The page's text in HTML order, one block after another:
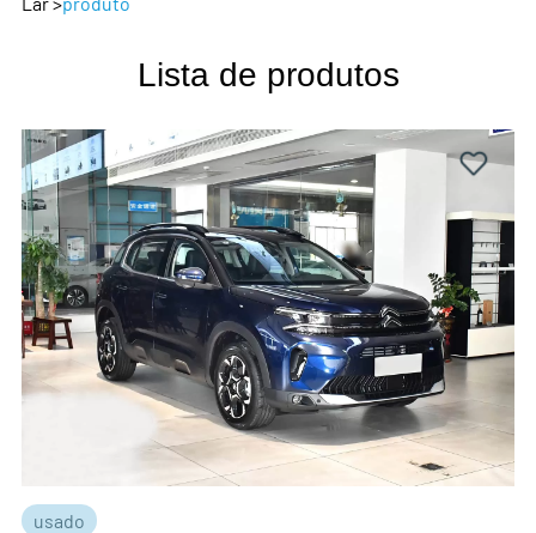
Lista de produtos
usado